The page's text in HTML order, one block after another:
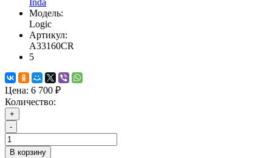
Inda
Модель:
Logic
Артикул:
A33160CR
5
Цена: 6 700 ₽
Количество:
+
-
В корзину